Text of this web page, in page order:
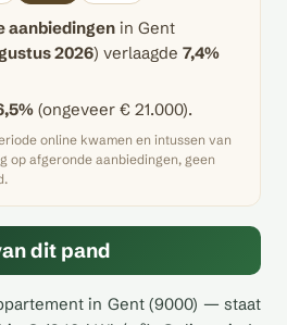
aanbiedingen in Gent
2026) verlaagde 7,4%
(ongeveer € 21.000).
online kwamen en intussen van
op afgeronde aanbiedingen, geen
dit pand
in Gent (9000) — staat